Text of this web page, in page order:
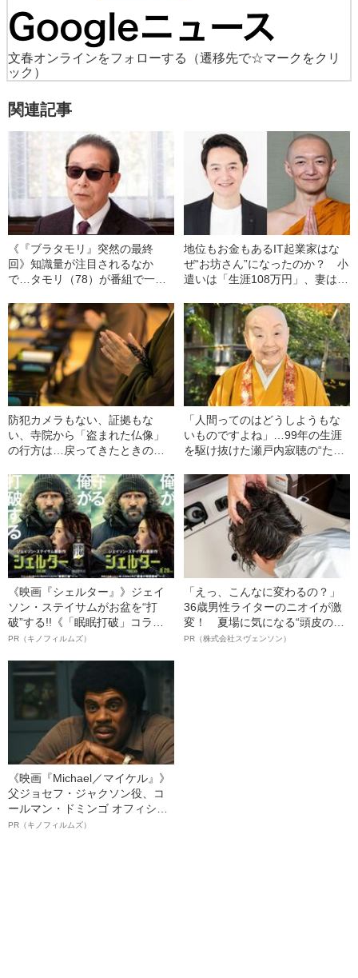
文春オンラインをフォローする
（遷移先で☆マークをクリ
ック）
関連記事
《『ブラタモリ』突然の最終
回》知識量が注目されるなか
で…タモリ（78）が番組で一度
地位もお金もあるIT起業家はな
ぜ“お坊さん”になったのか？ 小
遣いは「生涯108万円」、妻は
防犯カメラもない、証拠もな
い、寺院から「盗まれた仏像」
の行方は…戻ってきたときの姿
「人間ってのはどうしようもな
いものですよね」…99年の生涯
を駆け抜けた瀬戸内寂聴の“たっ
《映画『シェルター』》ジェイ
ソン・ステイサムがお盆を“打
破”する!!《「眠眠打破」コラ
ボ》
PR（キノフィルムズ）
「えっ、こんなに変わるの？」
36歳男性ライターのニオイが激
変！ 夏場に気になる“頭皮のニ
オイ”や“ベタつき”を解消す
PR（株式会社スヴェンソン）
《映画『Michael／マイケル』》
父ジョセフ・ジャクソン役、コ
ールマン・ドミンゴ オフィシャ
ルインタビュー“観客を魅了した
PR（キノフィルムズ）